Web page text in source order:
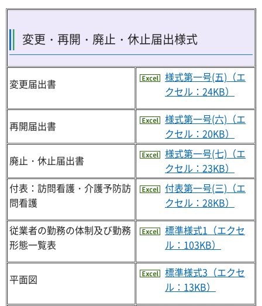
変更・再開・廃止・休止届出様式
変更届出書
様式第一号(五)（エ
クセル：24KB）
再開届出書
様式第一号(六)（エ
クセル：20KB）
廃止・休止届出書
様式第一号(七)（エ
クセル：23KB）
付表：訪問看護・介護予防訪
問看護
付表第一号(三)（エ
クセル：28KB）
従業者の勤務の体制及び勤務
形態一覧表
標準様式1（エクセ
ル：103KB）
平面図
標準様式3（エクセ
ル：13KB）